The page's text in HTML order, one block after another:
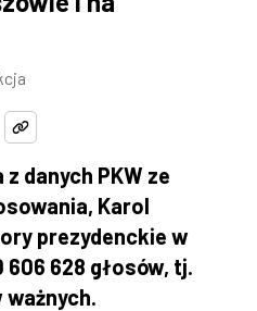
danych PKW ze
Karol
prezydenckie w
606 628 głosów, tj.
ważnych.